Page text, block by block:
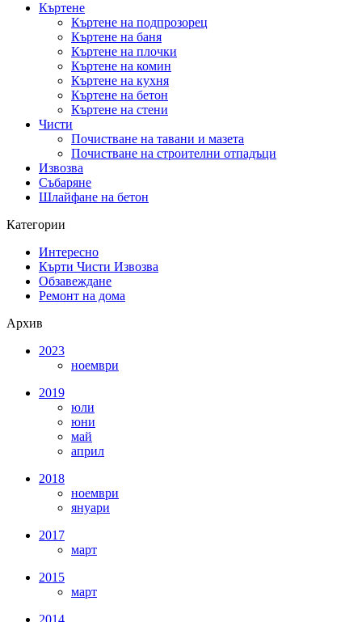
Къртене
Къртене на подпрозорец
Къртене на баня
Къртене на плочки
Къртене на комин
Къртене на кухня
Къртене на бетон
Къртене на стени
Чисти
Почистване на тавани и мазета
Почистване на строителни отпадъци
Извозва
Събаряне
Шлайфане на бетон
Категории
Интересно
Кърти Чисти Извозва
Обзавеждане
Ремонт на дома
Архив
2023
ноември
2019
юли
юни
май
април
2018
ноември
януари
2017
март
2015
март
2014